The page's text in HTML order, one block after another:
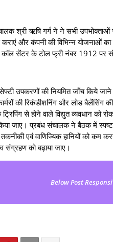
श्री ऋषि गर्ग ने ने सभी
कराएं और कंपनी की विभिन्न योजनाओं
कॉल सेंटर के टोल फ्री नंबर 1912 पर
उपकरणों की नियमित जाँच किये
की रिकंडीशनिंग और लोड
ट्रिपिंग से होने वाले विद्युत व्‍यवधान
जाए। प्रबंध संचालक ने बैठक में
एवं वाणिज्यिक हानियों को
संग्रहण को बढ़ाया जाए।
Below Post